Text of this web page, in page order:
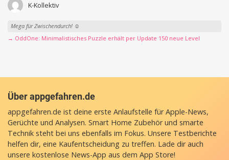
K-Kollektiv
Mega für Zwischendurch! ☺️
→ OddOne: Minimalistisches Puzzle erhält per Update 150 neue Level
Über appgefahren.de
appgefahren.de ist deine erste Anlaufstelle für Apple-News,
Gerüchte und Analysen. Smart Home Zubehör und smarte
Technik steht bei uns ebenfalls im Fokus. Unsere Testberichte
helfen dir, eine Kaufentscheidung zu treffen. Lade dir auch
unsere kostenlose News-App aus dem App Store!